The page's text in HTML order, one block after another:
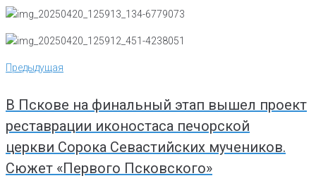
Навигация
по
Предыдущая
Предыдущая
В Пскове на финальный этап вышел проект
реставрации иконостаса печорской
церкви Сорока Севастийских мучеников.
Сюжет «Первого Псковского»